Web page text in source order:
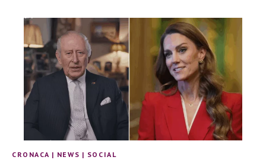
CRONACA | NEWS | SOCIAL